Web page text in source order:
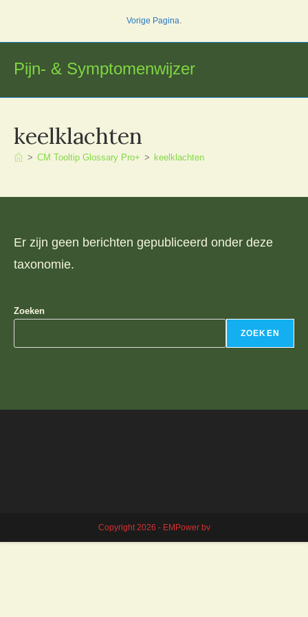
inhoud
Vorige Pagina.
Pijn- & Symptomenwijzer
keelklachten
> CM Tooltip Glossary Pro+ > keelklachten
Er zijn geen berichten gepubliceerd onder deze
taxonomie.
Zoeken
ZOEKEN
Copyright 2026 - EMPower bv